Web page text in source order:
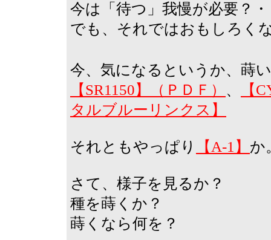
今は「待つ」我慢が必要？
でも、それではおもしろく
今、気になるというか、蒔
【SR1150】（ＰＤＦ） 、
【
タルブルーリンクス】
それともやっぱり 【A-1】 か
さて、様子を見るか？
種を蒔くか？
蒔くなら何を？